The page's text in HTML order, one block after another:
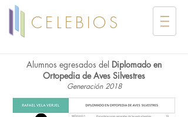
CELEBIOS
Alumnos egresados del Diplomado en
Ortopedia de Aves Silvestres
Generación 2018